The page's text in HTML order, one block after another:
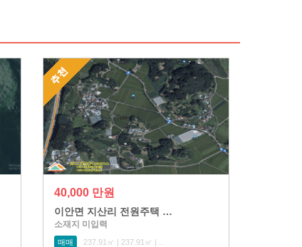
40,000 만원
이안면 지산리 전원주택 …
소재지 미입력
매매 237.91㎡ | 237.91㎡ | ..